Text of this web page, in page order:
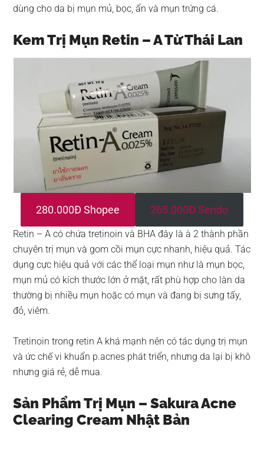
dùng cho da bị mụn mủ, bọc, ẩn và mụn trứng cá.
Kem Trị Mụn Retin – A Từ Thái Lan
280.000Đ Shopee 265.000Đ Sendo
Retin – A có chứa tretinoin và BHA đây là à 2 thành phần
chuyên trị mụn và gom cồi mụn cực nhanh, hiệu quả. Tác
dụng cực hiệu quả với các thể loại mụn như là mụn bọc,
mụn mủ có kích thước lớn ở mặt, rất phù hợp cho làn da
thường bị nhiều mụn hoặc có mụn và đang bị sưng tấy,
đỏ, viêm.
Tretinoin trong retin A khá mạnh nên có tác dụng trị mụn
và ức chế vi khuẩn p.acnes phát triển, nhưng da lại bị khô
nhưng giá rẻ, dễ mua.
Sản Phẩm Trị Mụn – Sakura Acne
Clearing Cream Nhật Bản